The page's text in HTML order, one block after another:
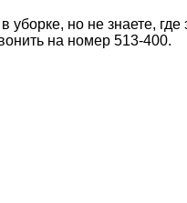
уборке, но не знаете, где
на номер 513-400.